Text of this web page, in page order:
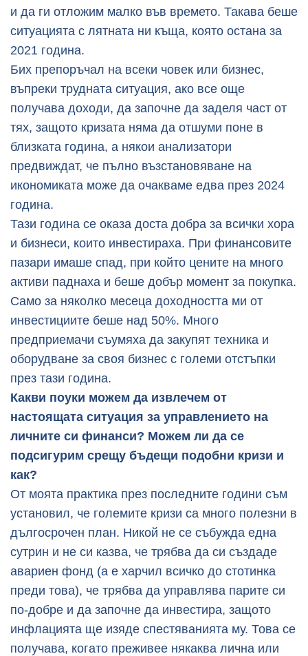
и да ги отложим малко във времето. Такава беше
ситуацията с лятната ни къща, която остана за
2021 година.
Бих препоръчал на всеки човек или бизнес,
въпреки трудната ситуация, ако все още
получава доходи, да започне да заделя част от
тях, защото кризата няма да отшуми поне в
близката година, а някои анализатори
предвиждат, че пълно възстановяване на
икономиката може да очакваме едва през 2024
година.
Тази година се оказа доста добра за всички хора
и бизнеси, които инвестираха. При финансовите
пазари имаше спад, при който цените на много
активи паднаха и беше добър момент за покупка.
Само за няколко месеца доходността ми от
инвестициите беше над 50%. Много
предприемачи съумяха да закупят техника и
оборудване за своя бизнес с големи отстъпки
през тази година.
Какви поуки можем да извлечем от
настоящата ситуация за управлението на
личните си финанси? Можем ли да се
подсигурим срещу бъдещи подобни кризи и
как?
От моята практика през последните години съм
установил, че големите кризи са много полезни в
дългосрочен план. Никой не се събужда една
сутрин и не си казва, че трябва да си създаде
авариен фонд (а е харчил всичко до стотинка
преди това), че трябва да управлява парите си
по-добре и да започне да инвестира, защото
инфлацията ще изяде спестяванията му. Това се
получава, когато преживее някаква лична или